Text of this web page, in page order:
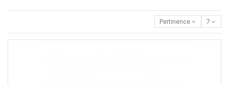
Pertinence 7